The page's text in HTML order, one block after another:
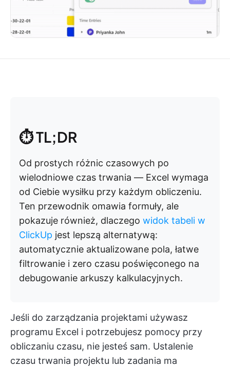
⏱️ TL;DR
Od prostych różnic czasowych po
wielodniowe czas trwania — Excel wymaga
od Ciebie wysiłku przy każdym obliczeniu.
Ten przewodnik omawia formuły, ale
pokazuje również, dlaczego widok tabeli w
ClickUp jest lepszą alternatywą:
automatycznie aktualizowane pola, łatwe
filtrowanie i zero czasu poświęconego na
debugowanie arkuszy kalkulacyjnych.
Jeśli do zarządzania projektami używasz
programu Excel i potrzebujesz pomocy przy
obliczaniu czasu, nie jesteś sam. Ustalenie
czasu trwania projektu lub zadania ma